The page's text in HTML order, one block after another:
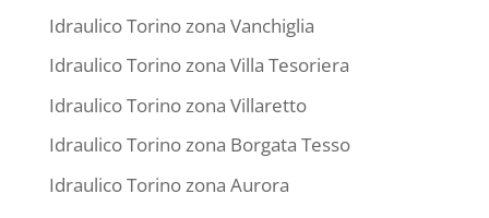
Idraulico Torino zona Vanchiglia
Idraulico Torino zona Villa Tesoriera
Idraulico Torino zona Villaretto
Idraulico Torino zona Borgata Tesso
Idraulico Torino zona Aurora